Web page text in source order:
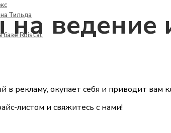
Тильда
базе Roistatведение
рекламу, окупает себя и приводит вам
листом и свяжитесь с нами!